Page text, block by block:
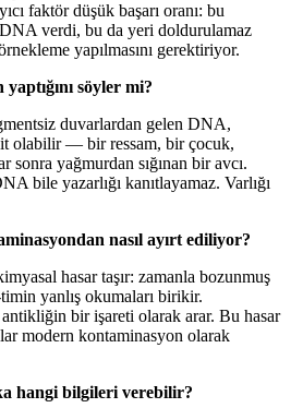
faktör düşük başarı oranı: bu
verdi, bu da yeri doldurulamaz
yapılmasını gerektiriyor.
söyler mi?
duvarlardan gelen DNA,
olabilir — bir ressam, bir çocuk,
sonra yağmurdan sığınan bir avcı.
bile yazarlığı kanıtlayamaz. Varlığı
nasıl ayırt ediliyor?
hasar taşır: zamanla bozunmuş
yanlış okumaları birikir.
antikliğin bir işareti olarak arar. Bu hasar
modern kontaminasyon olarak
hangi bilgileri verebilir?